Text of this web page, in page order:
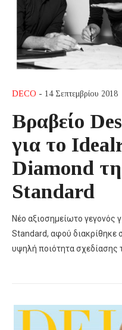
DECO - 14 Σεπτεμβρίου 2018
Βραβείο
για το
Diamond
Standard
Νέο αξιοσημείωτο γεγονός
Standard, αφού διακρίθηκε
υψηλή ποιότητα σχεδίασης